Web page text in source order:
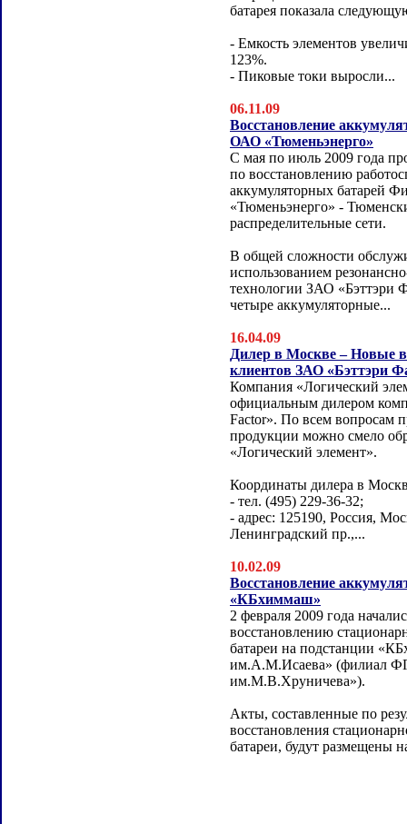
батарея показала
- Емкость элементов
123%.
- Пиковые токи выросли...
06.11.09
Восстановление
ОАО «Тюменьэнерго»
С мая по июль 2009 года
по восстановлению
аккумуляторных батарей
«Тюменьэнерго» -
распределительные сети.
В общей сложности
использованием
технологии ЗАО «Бэттэри
четыре аккумуляторные...
16.04.09
Дилер в Москве – Новые
клиентов ЗАО «Бэттэри
Компания «Логический
официальным дилером
Factor». По всем вопросам
продукции можно смело
«Логический элемент».
Координаты дилера в
- тел. (495) 229-36-32;
- адрес: 125190, Россия,
Ленинградский пр.,...
10.02.09
Восстановление
«КБхиммаш»
2 февраля 2009 года
восстановлению
батареи на подстанции
им.А.М.Исаева» (филиал
им.М.В.Хруничева»).
Акты, составленные по
восстановления
батареи, будут размещены